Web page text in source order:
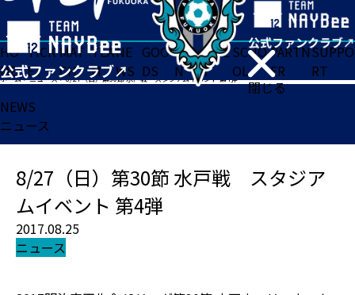
閉じる
HO
ME
TICK
ET
MAT
CH
TEA
M
NE
WS
GOO
DS
FA
N
ACADE
MY
SCHO
OL
PARTN
ER
SUPPO
RT
ホーム>ニュース>8/27（日）第30節 水戸戦 スタジアムイベント 第4弾
NEWS
ニュース
8/27（日）第30節 水戸戦 スタジア
ムイベント 第4弾
2017.08.25
ニュース